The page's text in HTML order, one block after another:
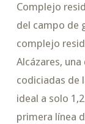
Complejo
del campo de
complejo
Alcázares,
codiciadas de
ideal a solo
primera línea